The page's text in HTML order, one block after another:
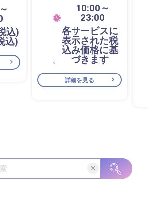
込)
込)
10:00～
23:00
各サービスに
表示された税
込み価格に基
づきます
詳細を見る